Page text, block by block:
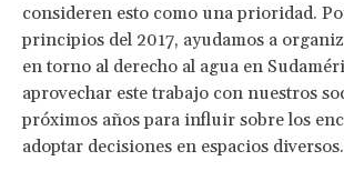
consideren esto como una prioridad.
principios del 2017, ayudamos a
en torno al derecho al agua en
aprovechar este trabajo con nuestros
próximos años para influir sobre los
adoptar decisiones en espacios diversos.